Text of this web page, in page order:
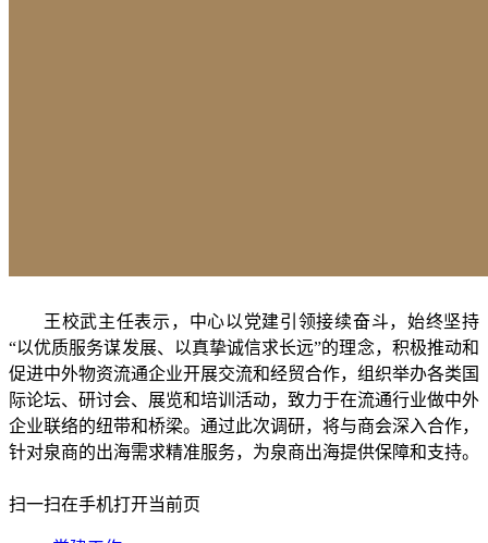
王校武主任表示，中心以党建引领接续奋斗，始终坚持
“以优质服务谋发展、以真挚诚信求长远”的理念，积极推动和
促进中外物资流通企业开展交流和经贸合作，组织举办各类国
际论坛、研讨会、展览和培训活动，致力于在流通行业做中外
企业联络的纽带和桥梁。通过此次调研，将与商会深入合作，
针对泉商的出海需求精准服务，为泉商出海提供保障和支持。
扫一扫在手机打开当前页